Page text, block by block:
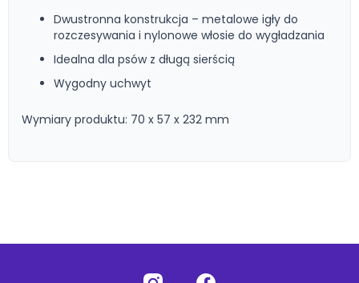
Dwustronna konstrukcja – metalowe igły do
rozczesywania i nylonowe włosie do wygładzania
Idealna dla psów z długą sierścią
Wygodny uchwyt
Wymiary produktu: 70 x 57 x 232 mm